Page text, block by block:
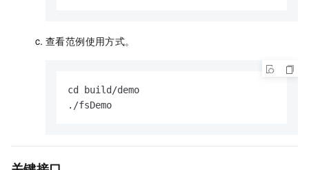
查看范例使用方式。
cd build/demo
./fsDemo